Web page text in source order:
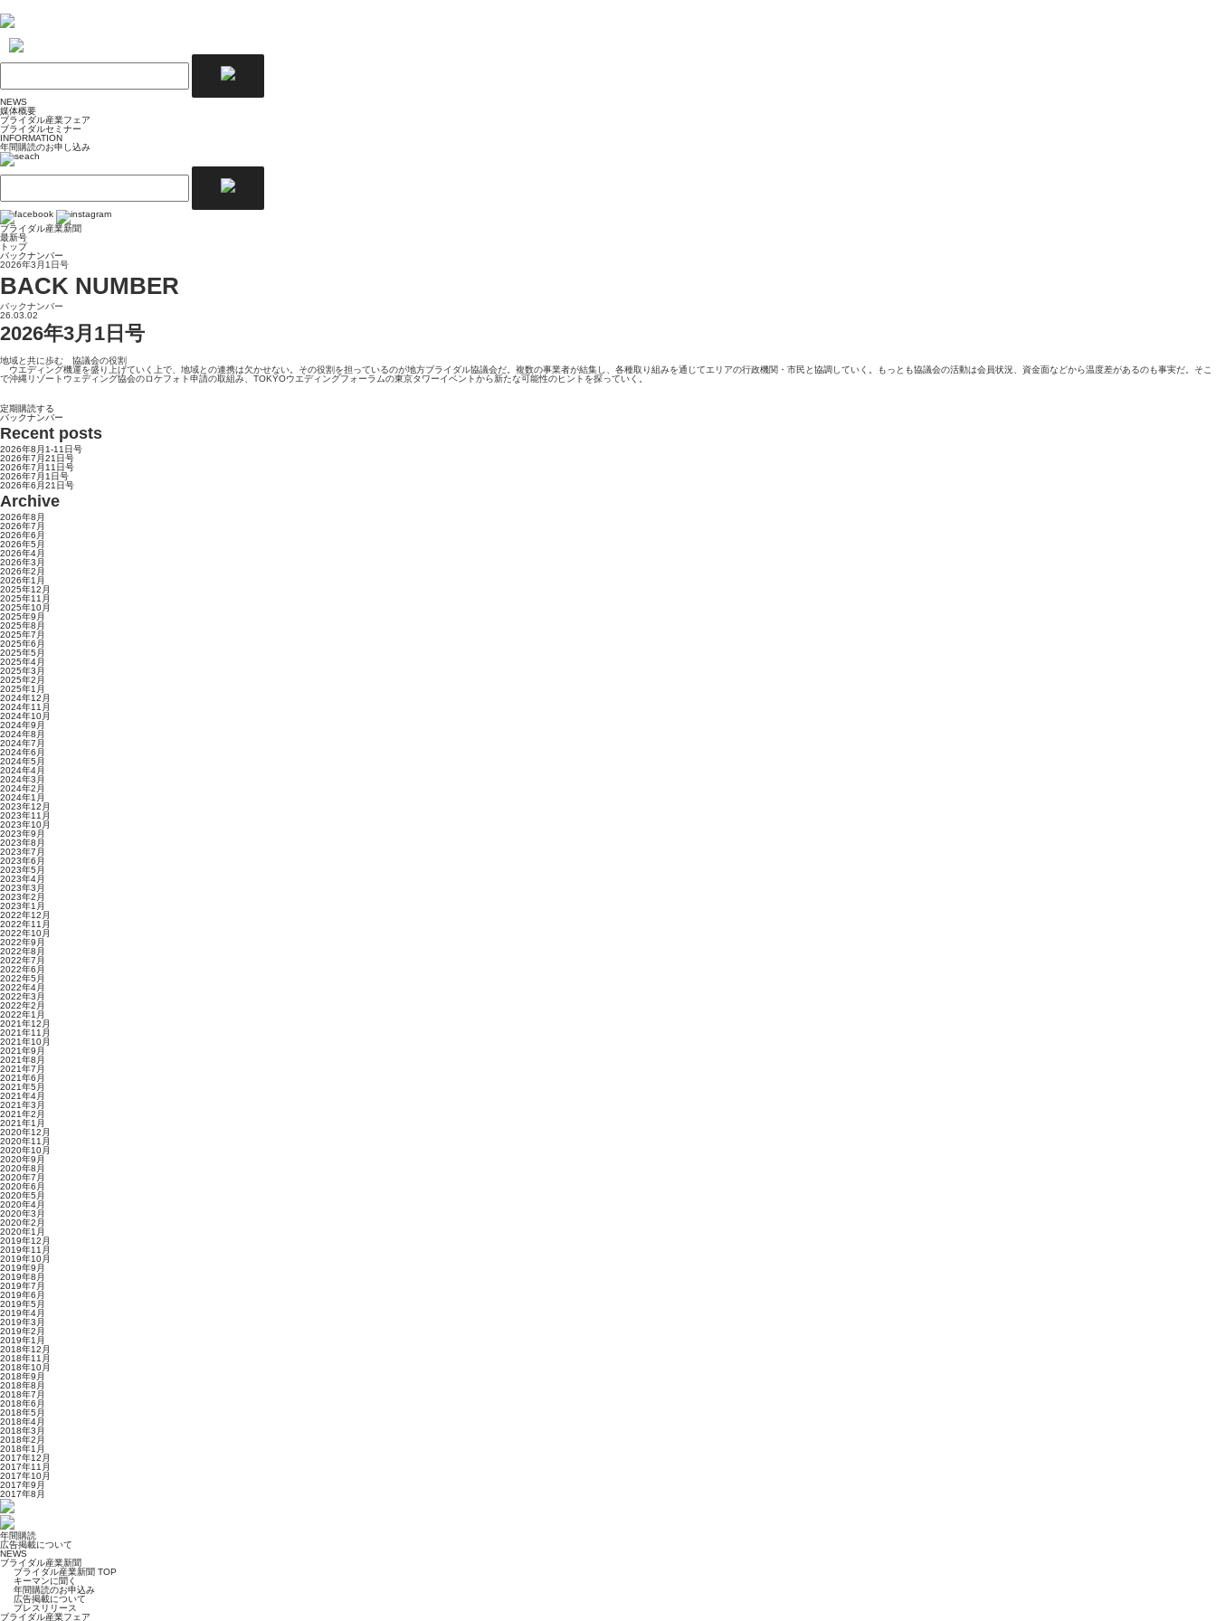
NEWS
媒体概要
ブライダル産業フェア
ブライダルセミナー
INFORMATION
年間購読のお申し込み
ブライダル産業新聞
最新号
トップ
バックナンバー
2026年3月1日号
BACK NUMBER
バックナンバー
26.03.02
2026年3月1日号
地域と共に歩む 協議会の役割
ウエディング機運を盛り上げていく上で、地域との連携は欠かせない。その役割を担っているのが地方ブライダル協議会だ。複数の事業者が結集し、各種取り組みを通じてエリアの行政機関・市民と協調していく。もっとも協議会の活動は会員状況、資金面などから温度差があるのも事実だ。そこ
で沖縄リゾートウェディング協会のロケフォト申請の取組み、TOKYOウエディングフォーラムの東京タワーイベントから新たな可能性のヒントを探っていく。
定期購読する
バックナンバー
Recent posts
2026年8月1-11日号
2026年7月21日号
2026年7月11日号
2026年7月1日号
2026年6月21日号
Archive
2026年8月
2026年7月
2026年6月
2026年5月
2026年4月
2026年3月
2026年2月
2026年1月
2025年12月
2025年11月
2025年10月
2025年9月
2025年8月
2025年7月
2025年6月
2025年5月
2025年4月
2025年3月
2025年2月
2025年1月
2024年12月
2024年11月
2024年10月
2024年9月
2024年8月
2024年7月
2024年6月
2024年5月
2024年4月
2024年3月
2024年2月
2024年1月
2023年12月
2023年11月
2023年10月
2023年9月
2023年8月
2023年7月
2023年6月
2023年5月
2023年4月
2023年3月
2023年2月
2023年1月
2022年12月
2022年11月
2022年10月
2022年9月
2022年8月
2022年7月
2022年6月
2022年5月
2022年4月
2022年3月
2022年2月
2022年1月
2021年12月
2021年11月
2021年10月
2021年9月
2021年8月
2021年7月
2021年6月
2021年5月
2021年4月
2021年3月
2021年2月
2021年1月
2020年12月
2020年11月
2020年10月
2020年9月
2020年8月
2020年7月
2020年6月
2020年5月
2020年4月
2020年3月
2020年2月
2020年1月
2019年12月
2019年11月
2019年10月
2019年9月
2019年8月
2019年7月
2019年6月
2019年5月
2019年4月
2019年3月
2019年2月
2019年1月
2018年12月
2018年11月
2018年10月
2018年9月
2018年8月
2018年7月
2018年6月
2018年5月
2018年4月
2018年3月
2018年2月
2018年1月
2017年12月
2017年11月
2017年10月
2017年9月
2017年8月
年間購読
広告掲載について
NEWS
ブライダル産業新聞
ブライダル産業新聞 TOP
キーマンに聞く
年間購読のお申込み
広告掲載について
プレスリリース
ブライダル産業フェア